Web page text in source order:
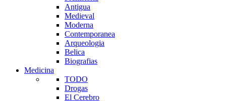
Antigua
Medieval
Moderna
Contemporanea
Arqueologia
Belica
Biografias
Medicina
TODO
Drogas
El Cerebro